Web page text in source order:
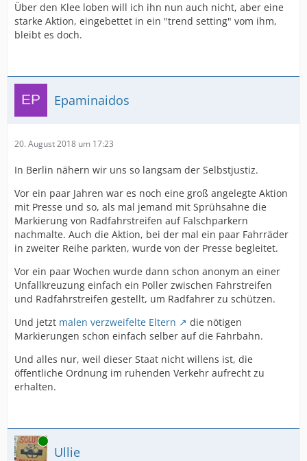
Über den Klee loben will ich ihn nun auch nicht, aber eine
starke Aktion, eingebettet in ein "trend setting" vom ihm,
bleibt es doch.
Epaminaidos
20. August 2018 um 17:23
In Berlin nähern wir uns so langsam der Selbstjustiz.
Vor ein paar Jahren war es noch eine groß angelegte Aktion
mit Presse und so, als mal jemand mit Sprühsahne die
Markierung von Radfahrstreifen auf Falschparkern
nachmalte. Auch die Aktion, bei der mal ein paar Fahrräder
in zweiter Reihe parkten, wurde von der Presse begleitet.
Vor ein paar Wochen wurde dann schon anonym an einer
Unfallkreuzung einfach ein Poller zwischen Fahrstreifen
und Radfahrstreifen gestellt, um Radfahrer zu schützen.
Und jetzt malen verzweifelte Eltern
die nötigen
Markierungen schon einfach selber auf die Fahrbahn.
Und alles nur, weil dieser Staat nicht willens ist, die
öffentliche Ordnung im ruhenden Verkehr aufrecht zu
erhalten.
Online
Ullie